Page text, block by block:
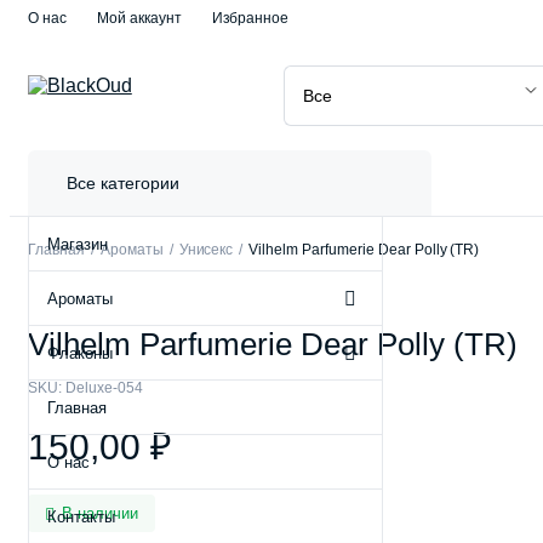
О нас Мой аккаунт Избранное
Все категории
Магазин
Ароматы
Флаконы
Главная
О нас
Контакты
Главная Ароматы Унисекс Vilhelm Parfumerie Dear Polly (TR)
Vilhelm Parfumerie Dear Polly (TR)
SKU: Deluxe-054
150,00₽
В наличии